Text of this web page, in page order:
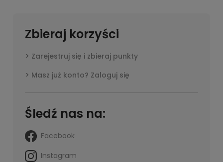
Zbieraj korzyści
Zarejestruj się i zbieraj punkty
Masz już konto? Zaloguj się
Śledź nas na:
Facebook
Instagram